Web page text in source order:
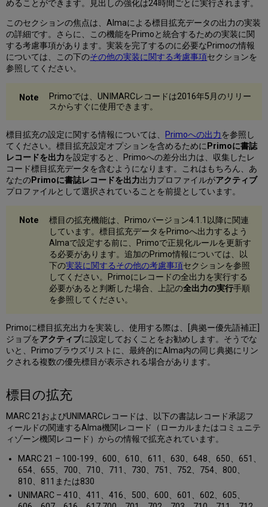
めることができます。見出しの強化は24時間ごとに実行されます。
このセクションの焦点は、Almaによる標目拡充データの出力の実装
の詳細です。さらに、この機能をPrimoと統合するための実装に関
する考慮事項があります。実装を完了するのに必要なPrimoの情報
については、この下のその他の実装に関する考慮事項セクションを
参照してください。
Primoでは、UNIMARCレコードは2016年5月のリリー
スからすぐに使用できます。
標目拡充の設定に関する情報については、 Primoへの出力 を参照し
てください。標目拡充設定オプションを含めるために Primoに書誌
レコードを出力を設定すると、Primoへの差分出力は、収集したレ
コード標目拡充データを含むようになります。これはもちろん、あ
なたのPrimoに書誌レコードを出力出力プロファイルがアクティブ
プロファイルとして選択されていることを前提としています。
標目の拡充機能は、Primoバージョン4.1.1以降に関連
しています。標目拡充データをPrimoへ出力するよう
Almaで設定する前に、Primoで正規化ルールを更新す
る必要があります。追加のPrimo情報については、以
下の実装に関するその他の考慮事項セクションを参照
してください。Primoにレコードの全出力を実行する
必要があると判断した場合、上記の全出力の実行手順
を参照してください。
Primoに標目拡充出力を実装し、使用する際は、[典拠ー優先語補正]
ジョブをアクティブに設定しておくことをお勧めします。そうでな
いと、Primoブラウズリストに、最終的にAlma内の同じ典拠にリン
クされる複数の優先標目が表示される場合があります。
標目の拡充
MARC 21およびUNIMARCレコードは、以下の書誌レコード承認フ
ィールドの関連するAlma機関レコード（ローカルまたはコミュニテ
ィゾーン機関レコード）からの情報で拡充されています。
MARC 21 – 100-199、600、610、611、630、648、650、651、
654、655、700、710、711、730、751、752、754、800、
810、811または830
UNIMARC – 410、411、416、500、600、601、602、605、